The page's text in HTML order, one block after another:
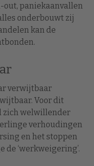
out, paniekaanvallen
onderbouwt zij
kan de
verwijtbaar
Voor dit
zich welwillender
verhoudingen
en het stoppen
‘werkweigering’.